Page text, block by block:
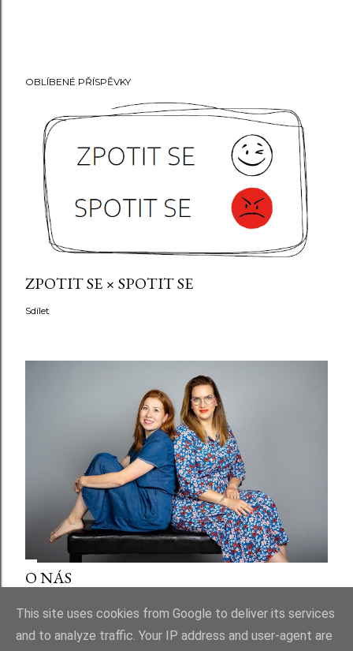
OBLÍBENÉ PŘÍSPĚVKY
ZPOTIT SE × SPOTIT SE
Sdílet
O NÁS
This site uses cookies from Google to deliver its services
and to analyze traffic. Your IP address and user-agent are